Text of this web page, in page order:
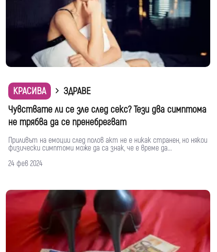
КРАСИВА
ЗДРАВЕ
Чувствате ли се зле след секс? Тези два симптома
не трябва да се пренебрегват
Приливът на емоции след полов акт не е никак странен, но някои
физически симптоми може да са знак, че е време да...
24 фев 2024